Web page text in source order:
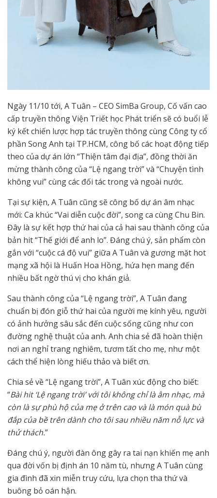
Ngày 11/10 tới, A Tuân – CEO SimBa Group, Cố vấn cao
cấp truyền thông Viện Triết học Phát triển sẽ có buổi lễ
ký kết chiến lược hợp tác truyền thông cùng Công ty cổ
phần Song Anh tại TP.HCM, công bố các hoạt động tiếp
theo của dự án lớn “Thiện tâm đại địa”, đồng thời ăn
mừng thành công của “Lệ ngang trời” và “Chuyện tình
không vui” cùng các đối tác trong và ngoài nước.
Tại sự kiện, A Tuân cũng sẽ công bố dự án âm nhạc
mới: Ca khúc “Vai diễn cuộc đời”, song ca cùng Chu Bin.
Đây là sự kết hợp thứ hai của cả hai sau thành công của
bản hit “Thế giới để anh lo”. Đáng chú ý, sản phẩm còn
gắn với “cuộc cá độ vui” giữa A Tuân và gương mặt hot
mạng xã hội là Huấn Hoa Hồng, hứa hẹn mang đến
nhiều bất ngờ thú vị cho khán giả.
Sau thành công của “Lệ ngang trời”, A Tuân đang
chuẩn bị đón giỗ thứ hai của người mẹ kính yêu, người
có ảnh hưởng sâu sắc đến cuộc sống cũng như con
đường nghệ thuật của anh. Anh chia sẻ đã hoàn thiện
nơi an nghỉ trang nghiêm, tươm tất cho mẹ, như một
cách thể hiện lòng hiếu thảo và biết ơn.
Chia sẻ về “Lệ ngang trời”, A Tuân xúc động cho biết:
“Bài hit ‘Lệ ngang trời’ với tôi không chỉ là âm nhạc, mà
còn là sự phù hộ của mẹ ở trên cao và là món quà bù
đắp của bề trên dành cho tôi sau nhiều năm nỗ lực và
thử thách.”
Đáng chú ý, người đàn ông gây ra tai nạn khiến mẹ anh
qua đời vốn bị định án 10 năm tù, nhưng A Tuân cùng
gia đình đã xin miễn truy cứu, lựa chọn tha thứ và
buông bỏ oán hận.